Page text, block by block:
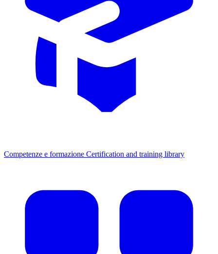
Competenze e formazione Certification and training library